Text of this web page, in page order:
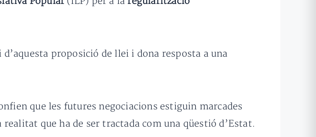
proposició de llei i dona resposta a una
que les futures negociacions estiguin marcades
que ha de ser tractada com una qüestió d’Estat.